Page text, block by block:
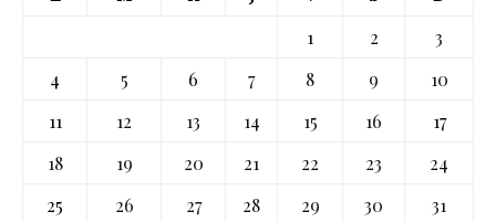
1
2
3
4
5 6 7 8 9
10
11
12 13 14 15 16
17
18
19 20 21 22 23
24
25
26 27 28 29 30
31